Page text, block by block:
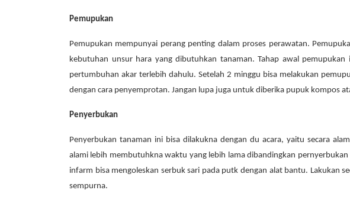
Pemupukan
Pemupukan mempunyai perang penting dalam proses perawatan.
kebutuhan unsur hara yang dibutuhkan tanaman. Tahap awal
pertumbuhan akar terlebih dahulu. Setelah 2 minggu bisa melakukan
dengan cara penyemprotan. Jangan lupa juga untuk diberika pupuk kompos
Penyerbukan
Penyerbukan tanaman ini bisa dilakukna dengan du acara, yaitu secara
alami lebih membutuhkna waktu yang lebih lama dibandingkan
infarm bisa mengoleskan serbuk sari pada putk dengan alat bantu. Lakukan
sempurna.